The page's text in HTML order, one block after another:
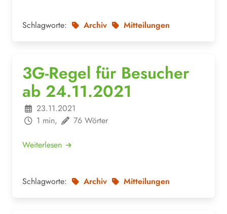
Schlagworte: Archiv Mitteilungen
3G-Regel für Besucher
ab 24.11.2021
23.11.2021
1 min,
76 Wörter
Weiterlesen
Schlagworte: Archiv Mitteilungen